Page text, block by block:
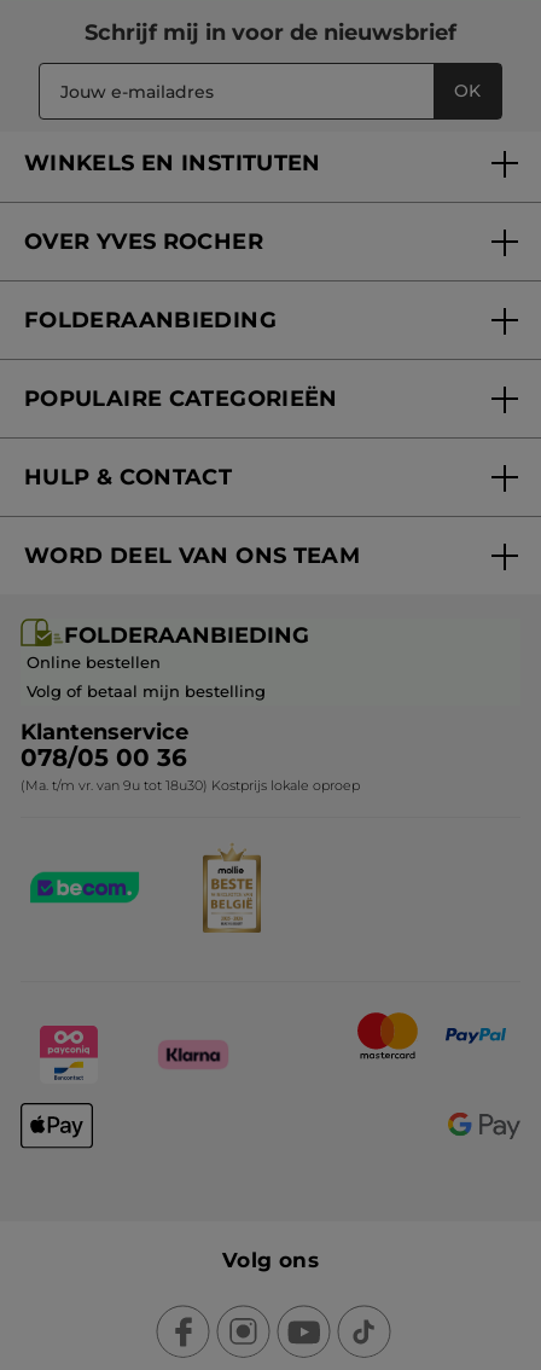
Schrijf mij in voor de nieuwsbrief
OK
WINKELS EN INSTITUTEN
Verzorging in onze Schoonheidsinstituten
OVER YVES ROCHER
Onze beloften
Blog Act Beautiful
FOLDERAANBIEDING
POPULAIRE CATEGORIEËN
Aanbiedingen
Cadeau-ideeën
Kerstcollectie
HULP & CONTACT
Mijn geschenken
Veelgestelde vragen
Contact opnemen
WORD DEEL VAN ONS TEAM
Franchisenemer of bedrijfsleider worden
FOLDERAANBIEDING
Online bestellen
Volg of betaal mijn bestelling
Klantenservice
078/05 00 36
(Ma. t/m vr. van 9u tot 18u30) Kostprijs lokale oproep
Volg ons